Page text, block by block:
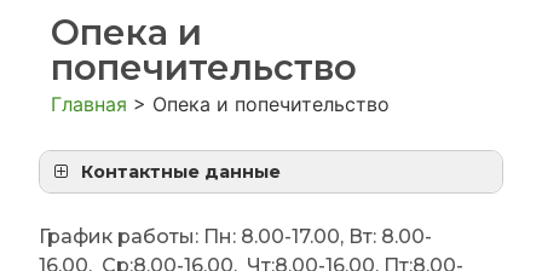
Опека и
попечительство
Главная > Опека и попечительство
Контактные данные
№
п/
Должностное лицо,
на которого
ФИО
График работы: Пн: 8.00-17.00, Вт: 8.00-
16.00, Ср:8.00-16.00, Чт:8.00-16.00, Пт:8.00-